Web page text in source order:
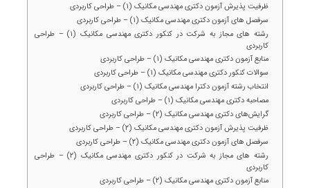
ظرفیت پذیرش آزمون دکتری مهندسی مکانیک (۱) – طراحی کاربردی
سرفصل های آزمون دکتری مهندسی مکانیک (۱) – طراحی کاربردی
رشته های مجاز به شرکت در کنکور دکتری مهندسی مکانیک (۱) – طراحی
کاربردی
منابع آزمون دکتری مهندسی مکانیک (۱) – طراحی کاربردی
سوالات کنکور دکتری مهندسی مکانیک (۱) – طراحی کاربردی
انتخاب رشته آزمون دکترا مهندسی مکانیک (۱) – طراحی کاربردی
مصاحبه دکتری مهندسی مکانیک (۱) – طراحی کاربردی
گرایش‌های دکتری مهندسی مکانیک (۲) – طراحی کاربردی
ظرفیت پذیرش آزمون دکتری مهندسی مکانیک (۲) – طراحی کاربردی
سرفصل های آزمون دکتری مهندسی مکانیک (۲) – طراحی کاربردی
رشته های مجاز به شرکت در کنکور دکتری مهندسی مکانیک (۲) – طراحی
کاربردی
منابع آزمون دکتری مهندسی مکانیک (۲) – طراحی کاربردی